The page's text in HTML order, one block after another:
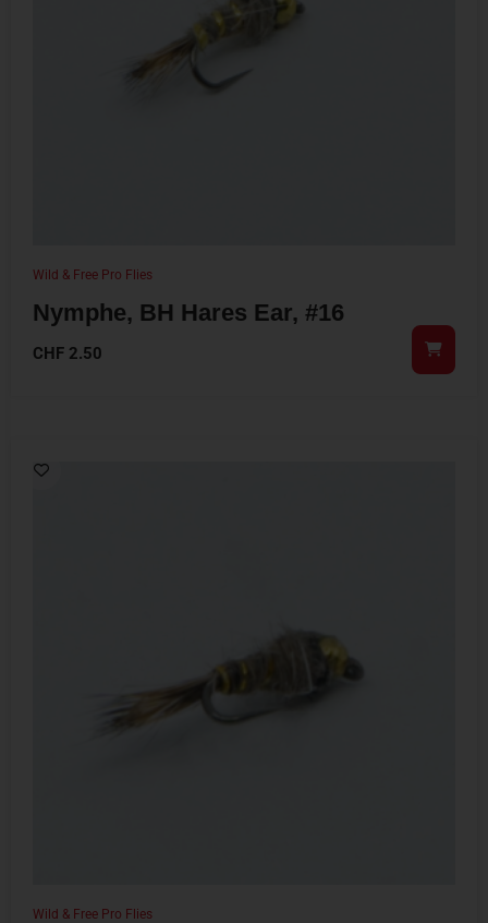
Wild & Free Pro Flies
Nymphe, BH Hares Ear, #16
CHF 2.50
Wild & Free Pro Flies